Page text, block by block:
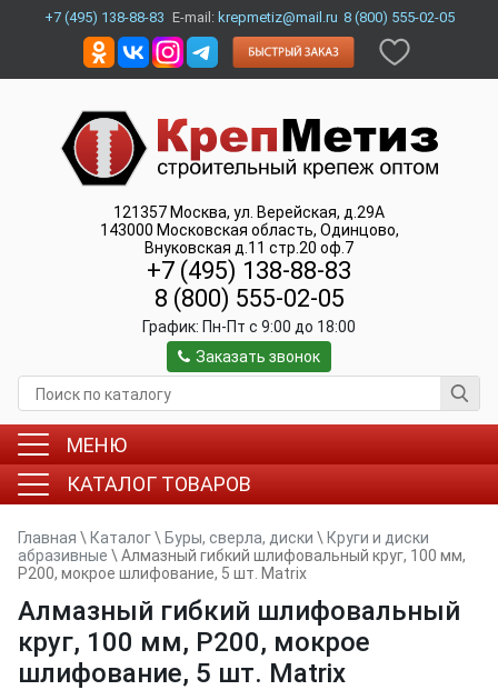
+7 (495) 138-88-83 E-mail: krepmetiz@mail.ru 8 (800) 555-02-05
121357 Москва, ул. Верейская, д.29А
143000 Московская область, Одинцово,
Внуковская д.11 стр.20 оф.7
+7 (495) 138-88-83
8 (800) 555-02-05
График: Пн-Пт c 9:00 до 18:00
Заказать звонок
МЕНЮ
КАТАЛОГ ТОВАРОВ
Главная \ Каталог\ Буры, сверла, диски \ Круги и диски
абразивные \ Алмазный гибкий шлифовальный круг, 100 мм,
P200, мокрое шлифование, 5 шт. Matrix
Алмазный гибкий шлифовальный
круг, 100 мм, P200, мокрое
шлифование, 5 шт. Matrix